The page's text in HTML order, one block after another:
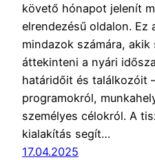
követő hónapot jelenít
elrendezésű oldalon. Ez
mindazok számára,
áttekinteni a nyári
határidőit és találkozóit
programokról,
személyes célokról. A
kialakítás segít…
17.04.2025